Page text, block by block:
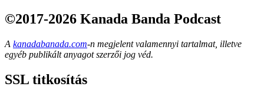
©2017-2026 Kanada Banda Podcast
A kanadabanada.com-n megjelent valamennyi tartalmat, illetve
egyéb publikált anyagot szerzői jog véd.
SSL titkosítás